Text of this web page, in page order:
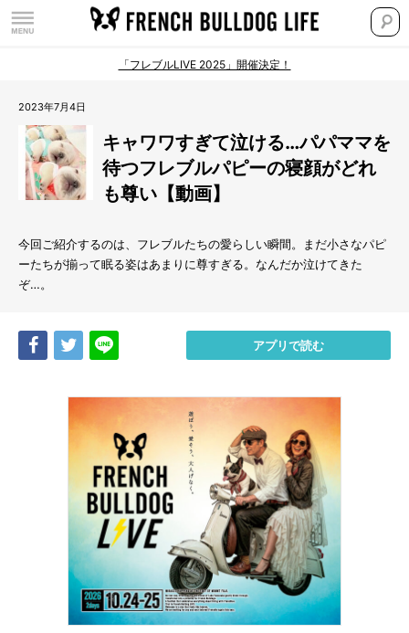
「フレブルLIVE 2025」開催決定！
2023年7月4日
キャワワすぎて泣ける…パパママを
待つフレブルパピーの寝顔がどれ
も尊い【動画】
今回ご紹介するのは、フレブルたちの愛らしい瞬間。まだ小さなパピ
ーたちが揃って眠る姿はあまりに尊すぎる。なんだか泣けてきた
ぞ…。
Share Tweet アプリで読む